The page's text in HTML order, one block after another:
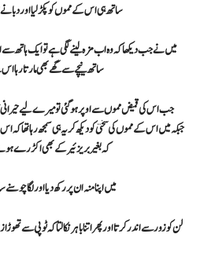
ساتھ ہی اس کے مموں کو پکڑ لیا اور
میں نے جب دیکھا کہ وہ اب مزہ لینے لگی ہے تو ایک ہاتھ سے
ساتھ نیچے سے گھے بھی مارتا رہا
جب اس کی قمیض مموں سے اوپر ہو گئی تو میرے لیے
جبکہ میں اس کے مموں کی سختی کو دیکھ کر یہ ہی سمجھ رہا تھا
کہ بغیر بریزئیر کے بھی اکڑرے
میں اپنا منہ ان پر رکھ دیا اور لگا
لن کو زور سے اندر کرتا اور پھر اتنا باہر نکالتا کہ ٹوپی سے